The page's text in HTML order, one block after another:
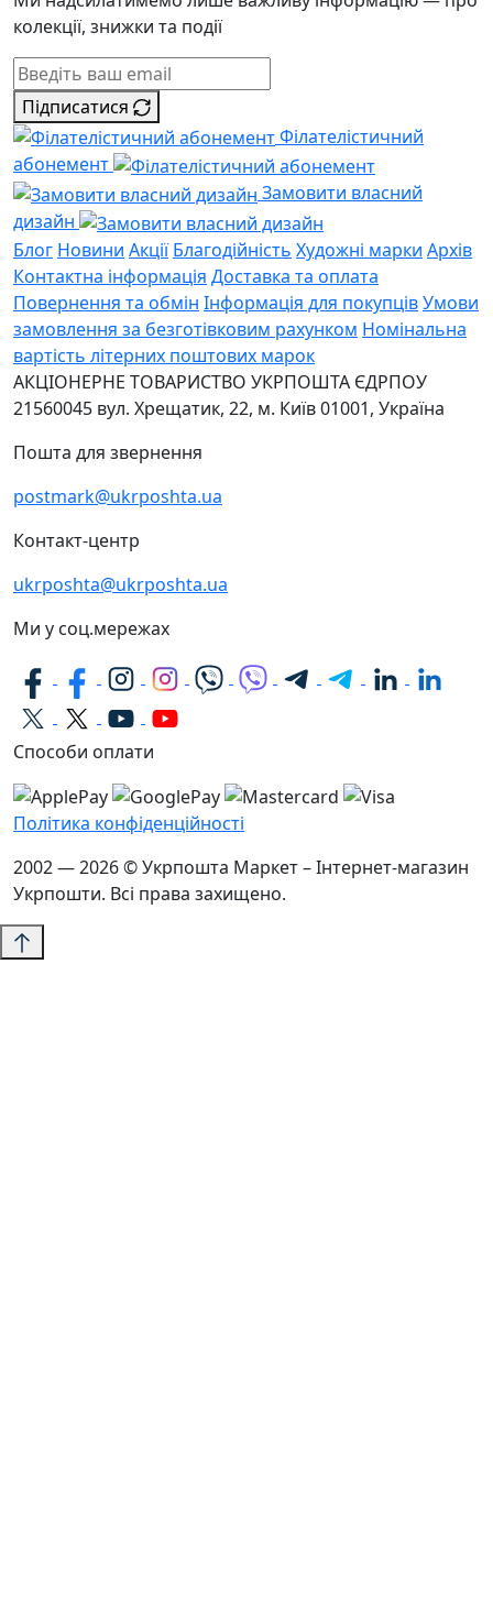
колекції, знижки та події
Підписатися
Філателістичний
абонемент
Замовити власний
дизайн
Блог Новини Акції Благодійність Художні марки Архів
Контактна інформація Доставка та оплата
Повернення та обмін Інформація для покупцівУмови
замовлення за безготівковим рахунком Номінальна
вартість літерних поштових марок
АКЦІОНЕРНЕ ТОВАРИСТВО УКРПОШТА ЄДРПОУ
21560045 вул. Хрещатик, 22, м. Київ01001, Україна
Пошта для звернення
postmark@ukrposhta.ua
Контакт-центр
ukrposhta@ukrposhta.ua
Ми у соц.мережах
Способи оплати
Політика конфіденційності
2002 — 2026 © Укрпошта Маркет – Інтернет-магазин
Укрпошти. Всі права захищено.